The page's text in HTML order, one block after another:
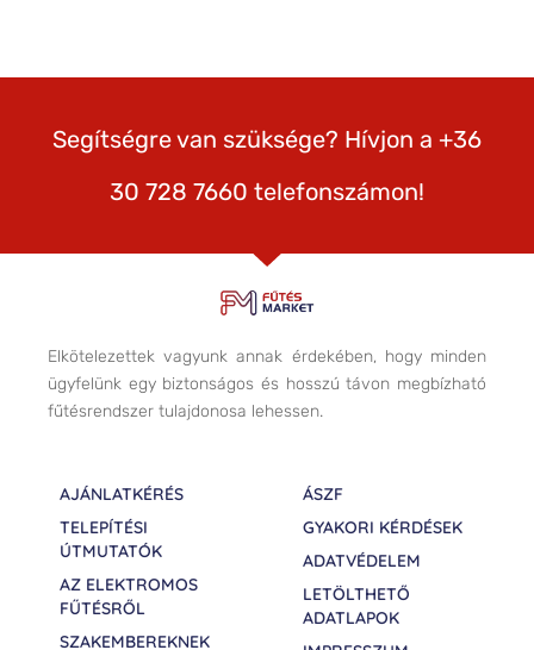
Segítségre van szüksége? Hívjon a +36
30 728 7660 telefonszámon!
Elkötelezettek vagyunk annak érdekében, hogy minden
ügyfelünk egy biztonságos és hosszú távon megbízható
fűtésrendszer tulajdonosa lehessen.
AJÁNLATKÉRÉS
TELEPÍTÉSI
ÚTMUTATÓK
AZ ELEKTROMOS
FŰTÉSRŐL
SZAKEMBEREKNEK
ÁSZF
GYAKORI KÉRDÉSEK
ADATVÉDELEM
LETÖLTHETŐ
ADATLAPOK